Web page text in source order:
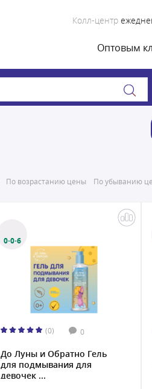
Колл-центр
Оптовым
По возрастанию цены По убыванию
0·0·6
(0) 0
До Луны и Обратно Гель
для подмывания для
девочек ...